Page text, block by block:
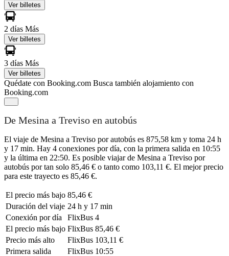
Ver billetes
2 días Más
Ver billetes
3 días Más
Ver billetes
Quédate con Booking.com Busca también alojamiento con
Booking.com
De Mesina a Treviso en autobús
El viaje de Mesina a Treviso por autobús es 875,58 km y toma 24 h
y 17 min. Hay 4 conexiones por día, con la primera salida en 10:55
y la última en 22:50. Es posible viajar de Mesina a Treviso por
autobús por tan solo 85,46 € o tanto como 103,11 €. El mejor precio
para este trayecto es 85,46 €.
El precio más bajo 85,46 €
Duración del viaje 24 h y 17 min
Conexión por día
FlixBus 4
El precio más bajo FlixBus 85,46 €
Precio más alto
FlixBus 103,11 €
Primera salida
FlixBus 10:55